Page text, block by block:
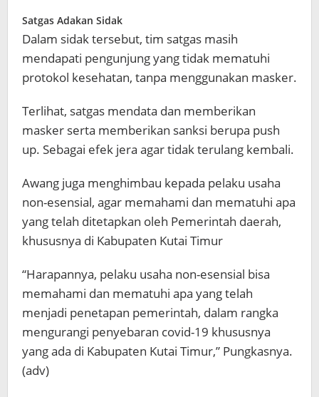
Satgas Adakan Sidak
Dalam sidak tersebut, tim satgas masih
mendapati pengunjung yang tidak mematuhi
protokol kesehatan, tanpa menggunakan masker.
Terlihat, satgas mendata dan memberikan
masker serta memberikan sanksi berupa push
up. Sebagai efek jera agar tidak terulang kembali.
Awang juga menghimbau kepada pelaku usaha
non-esensial, agar memahami dan mematuhi apa
yang telah ditetapkan oleh Pemerintah daerah,
khususnya di Kabupaten Kutai Timur
“Harapannya, pelaku usaha non-esensial bisa
memahami dan mematuhi apa yang telah
menjadi penetapan pemerintah, dalam rangka
mengurangi penyebaran covid-19 khususnya
yang ada di Kabupaten Kutai Timur,” Pungkasnya.
(adv)